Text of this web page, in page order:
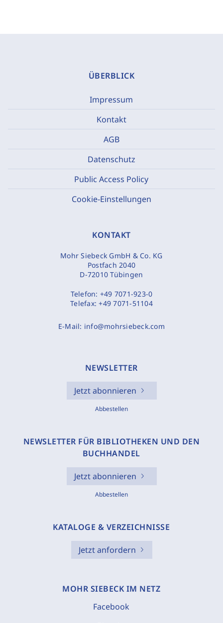
ÜBERBLICK
Impressum
Kontakt
AGB
Datenschutz
Public Access Policy
Cookie-Einstellungen
KONTAKT
Mohr Siebeck GmbH & Co. KG
Postfach 2040
D-72010 Tübingen
Telefon: +49 7071-923-0
Telefax:+49 7071-51104
E-Mail: info@mohrsiebeck.com
NEWSLETTER
Jetzt abonnieren
Abbestellen
NEWSLETTER FÜR BIBLIOTHEKEN UND DEN
BUCHHANDEL
Jetzt abonnieren
Abbestellen
KATALOGE & VERZEICHNISSE
Jetzt anfordern
MOHR SIEBECK IM NETZ
Facebook